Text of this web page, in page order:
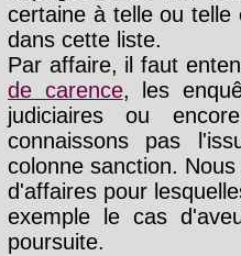
certaine à telle ou telle
dans cette liste.
Par affaire, il faut
de carence, les
judiciaires ou
connaissons pas
colonne sanction.
d'affaires pour
exemple le cas
poursuite.